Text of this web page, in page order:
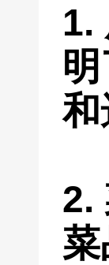
1.
和
2.